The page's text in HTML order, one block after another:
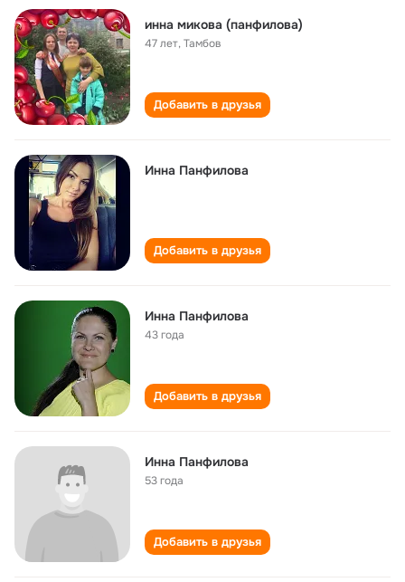
инна микова (панфилова)
47 лет,Тамбов
Добавить в друзья
Инна Панфилова
Добавить в друзья
Инна Панфилова
43 года
Добавить в друзья
Инна Панфилова
53 года
Добавить в друзья